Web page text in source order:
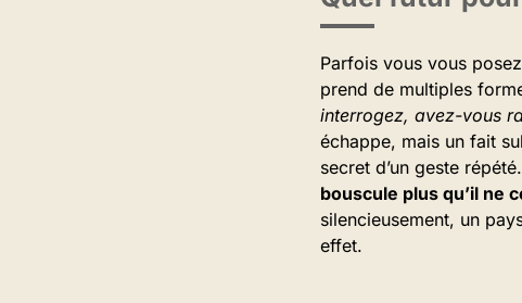
Parfois vous vous
prend de multiples
interrogez, avez-vous
échappe, mais un fait
secret d’un geste
bouscule plus qu’il ne
silencieusement, un
effet.